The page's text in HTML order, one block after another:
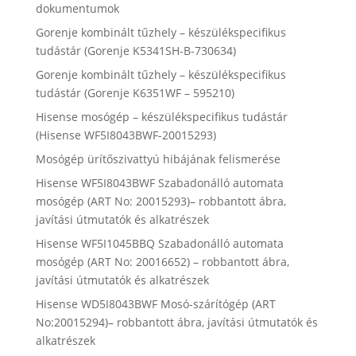
dokumentumok
Gorenje kombinált tűzhely – készülékspecifikus
tudástár (Gorenje K5341SH-B-730634)
Gorenje kombinált tűzhely – készülékspecifikus
tudástár (Gorenje K6351WF – 595210)
Hisense mosógép – készülékspecifikus tudástár
(Hisense WF5I8043BWF-20015293)
Mosógép ürítőszivattyú hibájának felismerése
Hisense WF5I8043BWF Szabadonálló automata
mosógép (ART No: 20015293)– robbantott ábra,
javítási útmutatók és alkatrészek
Hisense WF5I1045BBQ Szabadonálló automata
mosógép (ART No: 20016652) – robbantott ábra,
javítási útmutatók és alkatrészek
Hisense WD5I8043BWF Mosó-szárítógép (ART
No:20015294)– robbantott ábra, javítási útmutatók és
alkatrészek